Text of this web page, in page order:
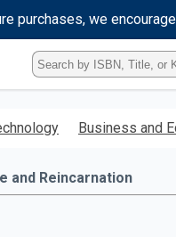
purchases, we
Type
ISBN,
Title,
Keyword
enter
Business and
and Reincarnation